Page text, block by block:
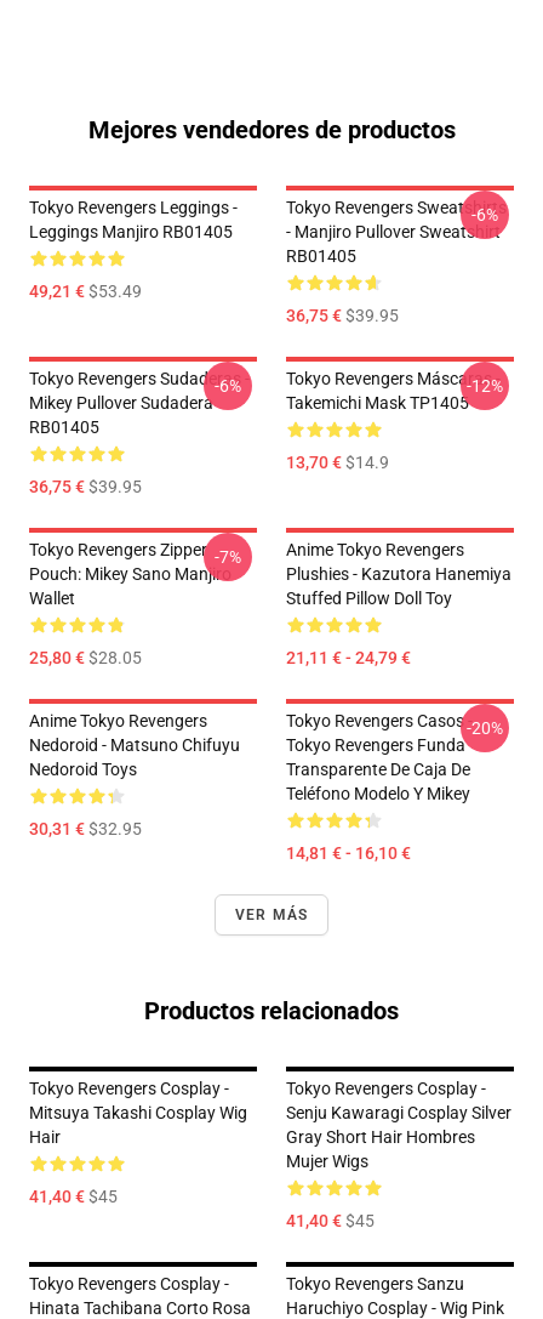
Mejores vendedores de productos
Tokyo Revengers Leggings -
Leggings Manjiro RB01405
49,21 €$53.49
Tokyo Revengers Sweatshirts
- Manjiro Pullover Sweatshirt
RB01405
36,75 €$39.95
-6%
Tokyo Revengers Sudaderas -
Mikey Pullover Sudadera
RB01405
36,75 €$39.95
-6%
Tokyo Revengers Máscaras -
Takemichi Mask TP1405
13,70 €$14.9
-12%
Tokyo Revengers Zipper
Pouch: Mikey Sano Manjiro
Wallet
25,80 €$28.05
-7%
Anime Tokyo Revengers
Plushies - Kazutora Hanemiya
Stuffed Pillow Doll Toy
21,11 € - 24,79 €
Anime Tokyo Revengers
Nedoroid - Matsuno Chifuyu
Nedoroid Toys
30,31 €$32.95
Tokyo Revengers Casos -
Tokyo Revengers Funda
Transparente De Caja De
Teléfono Modelo Y Mikey
14,81 € - 16,10 €
-20%
VER MÁS
Productos relacionados
Tokyo Revengers Cosplay -
Mitsuya Takashi Cosplay Wig
Hair
41,40 €$45
Tokyo Revengers Cosplay -
Senju Kawaragi Cosplay Silver
Gray Short Hair Hombres
Mujer Wigs
41,40 €$45
Tokyo Revengers Cosplay -
Hinata Tachibana Corto Rosa
Tokyo Revengers Sanzu
Haruchiyo Cosplay - Wig Pink